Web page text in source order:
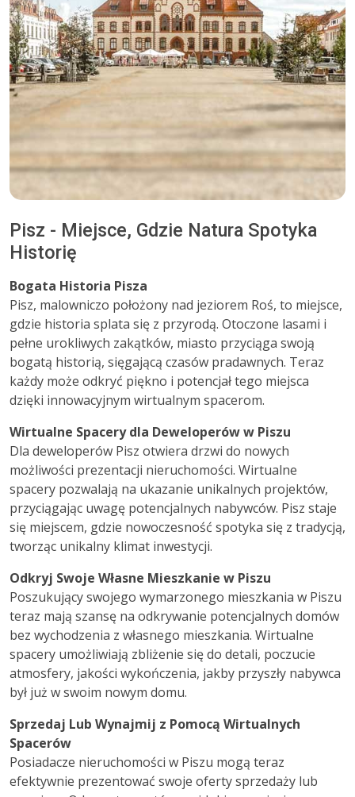
Pisz - Miejsce, Gdzie Natura Spotyka
Historię
Bogata Historia Pisza
Pisz, malowniczo położony nad jeziorem Roś, to miejsce,
gdzie historia splata się z przyrodą. Otoczone lasami i
pełne urokliwych zakątków, miasto przyciąga swoją
bogatą historią, sięgającą czasów pradawnych. Teraz
każdy może odkryć piękno i potencjał tego miejsca
dzięki innowacyjnym wirtualnym spacerom.
Wirtualne Spacery dla Deweloperów w Piszu
Dla deweloperów Pisz otwiera drzwi do nowych
możliwości prezentacji nieruchomości. Wirtualne
spacery pozwalają na ukazanie unikalnych projektów,
przyciągając uwagę potencjalnych nabywców. Pisz staje
się miejscem, gdzie nowoczesność spotyka się z tradycją,
tworząc unikalny klimat inwestycji.
Odkryj Swoje Własne Mieszkanie w Piszu
Poszukujący swojego wymarzonego mieszkania w Piszu
teraz mają szansę na odkrywanie potencjalnych domów
bez wychodzenia z własnego mieszkania. Wirtualne
spacery umożliwiają zbliżenie się do detali, poczucie
atmosfery, jakości wykończenia, jakby przyszły nabywca
był już w swoim nowym domu.
Sprzedaj Lub Wynajmij z Pomocą Wirtualnych
Spacerów
Posiadacze nieruchomości w Piszu mogą teraz
efektywnie prezentować swoje oferty sprzedaży lub